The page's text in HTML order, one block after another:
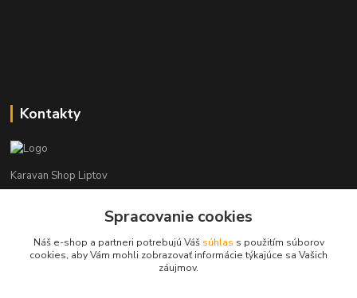
Kontakty
Karavan Shop Liptov
+421 903 626 885
info@karavanshopliptov.sk
Spracovanie cookies
Náš e-shop a partneri potrebujú Váš súhlas s použitím súborov
cookies, aby Vám mohli zobrazovať informácie týkajúce sa Vašich
záujmov.